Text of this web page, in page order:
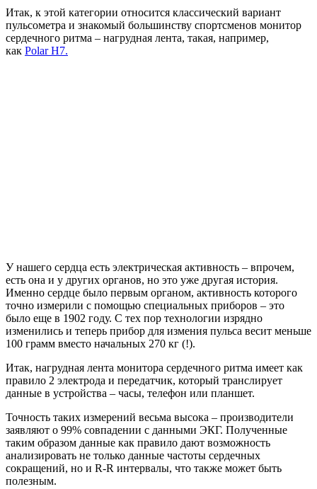
Итак, к этой категории относится классический вариант
пульсометра и знакомый большинству спортсменов монитор
сердечного ритма – нагрудная лента, такая, например,
как Polar H7.
У нашего сердца есть электрическая активность – впрочем,
есть она и у других органов, но это уже другая история.
Именно сердце было первым органом, активность которого
точно измерили с помощью специальных приборов – это
было еще в 1902 году. С тех пор технологии изрядно
изменились и теперь прибор для измения пульса весит меньше
100 грамм вместо начальных 270 кг (!).
Итак, нагрудная лента монитора сердечного ритма имеет как
правило 2 электрода и передатчик, который транслирует
данные в устройства – часы, телефон или планшет.
Точность таких измерений весьма высока – производители
заявляют о 99% совпадении с данными ЭКГ. Полученные
таким образом данные как правило дают возможность
анализировать не только данные частоты сердечных
сокращений, но и R-R интервалы, что также может быть
полезным.